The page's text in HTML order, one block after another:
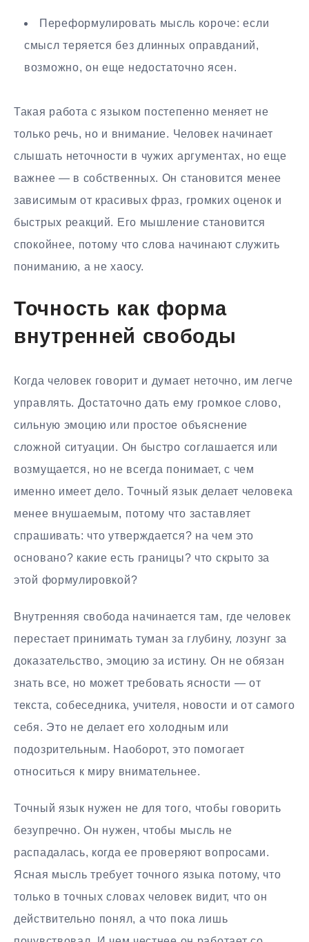
Переформулировать мысль короче: если
смысл теряется без длинных оправданий,
возможно, он еще недостаточно ясен.
Такая работа с языком постепенно меняет не
только речь, но и внимание. Человек начинает
слышать неточности в чужих аргументах, но еще
важнее — в собственных. Он становится менее
зависимым от красивых фраз, громких оценок и
быстрых реакций. Его мышление становится
спокойнее, потому что слова начинают служить
пониманию, а не хаосу.
Точность как форма
внутренней свободы
Когда человек говорит и думает неточно, им легче
управлять. Достаточно дать ему громкое слово,
сильную эмоцию или простое объяснение
сложной ситуации. Он быстро соглашается или
возмущается, но не всегда понимает, с чем
именно имеет дело. Точный язык делает человека
менее внушаемым, потому что заставляет
спрашивать: что утверждается? на чем это
основано? какие есть границы? что скрыто за
этой формулировкой?
Внутренняя свобода начинается там, где человек
перестает принимать туман за глубину, лозунг за
доказательство, эмоцию за истину. Он не обязан
знать все, но может требовать ясности — от
текста, собеседника, учителя, новости и от самого
себя. Это не делает его холодным или
подозрительным. Наоборот, это помогает
относиться к миру внимательнее.
Точный язык нужен не для того, чтобы говорить
безупречно. Он нужен, чтобы мысль не
распадалась, когда ее проверяют вопросами.
Ясная мысль требует точного языка потому, что
только в точных словах человек видит, что он
действительно понял, а что пока лишь